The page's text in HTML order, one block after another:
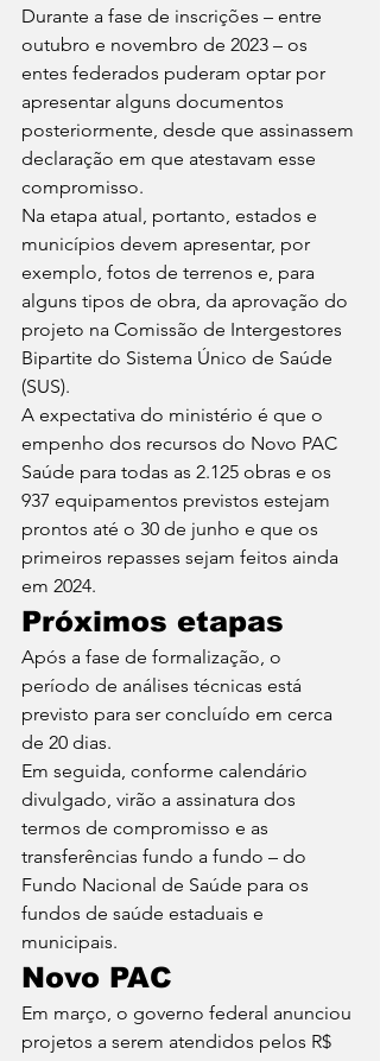
Durante a fase de inscrições – entre
outubro e novembro de 2023 – os
entes federados puderam optar por
apresentar alguns documentos
posteriormente, desde que assinassem
declaração em que atestavam esse
compromisso.
Na etapa atual, portanto, estados e
municípios devem apresentar, por
exemplo, fotos de terrenos e, para
alguns tipos de obra, da aprovação do
projeto na Comissão de Intergestores
Bipartite do Sistema Único de Saúde
(SUS).
A expectativa do ministério é que o
empenho dos recursos do Novo PAC
Saúde para todas as 2.125 obras e os
937 equipamentos previstos estejam
prontos até o 30 de junho e que os
primeiros repasses sejam feitos ainda
em 2024.
Próximos etapas
Após a fase de formalização, o
período de análises técnicas está
previsto para ser concluído em cerca
de 20 dias.
Em seguida, conforme calendário
divulgado, virão a assinatura dos
termos de compromisso e as
transferências fundo a fundo – do
Fundo Nacional de Saúde para os
fundos de saúde estaduais e
municipais.
Novo PAC
Em março, o governo federal anunciou
projetos a serem atendidos pelos R$